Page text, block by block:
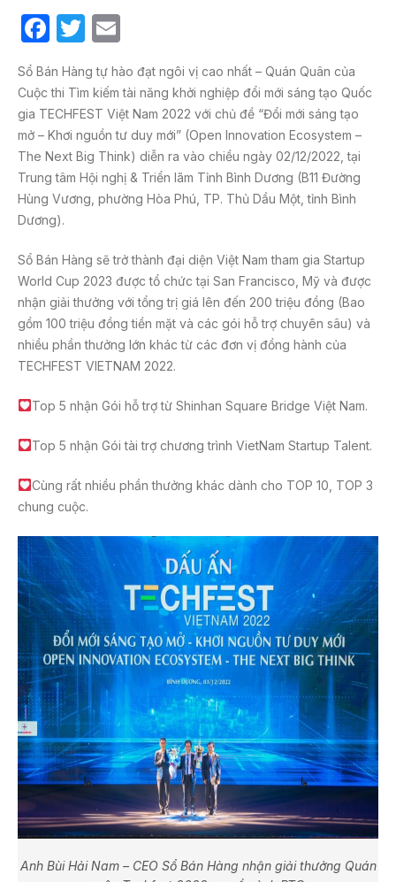
F
c
e
b
o
o
k
T
itt
er
ail
️Sổ Bán Hàng tự hào đạt ngôi vị cao nhất – Quán Quân của
Cuộc thi Tìm kiếm tài năng khởi nghiệp đổi mới sáng tạo Quốc
gia TECHFEST Việt Nam 2022 với chủ đề “Đổi mới sáng tạo
mở – Khơi nguồn tư duy mới” (Open Innovation Ecosystem –
The Next Big Think) diễn ra vào chiều ngày 02/12/2022, tại
Trung tâm Hội nghị & Triển lãm Tỉnh Bình Dương (B11 Đường
Hùng Vương, phường Hòa Phú, TP. Thủ Dầu Một, tỉnh Bình
Dương).
Sổ Bán Hàng sẽ trở thành đại diện Việt Nam tham gia Startup
World Cup 2023 được tổ chức tại San Francisco, Mỹ và được
nhận giải thưởng với tổng trị giá lên đến 200 triệu đồng (Bao
gồm 100 triệu đồng tiền mặt và các gói hỗ trợ chuyên sâu) và
nhiều phần thưởng lớn khác từ các đơn vị đồng hành của
TECHFEST VIETNAM 2022.
Top 5 nhận Gói hỗ trợ từ Shinhan Square Bridge Việt Nam.
Top 5 nhận Gói tài trợ chương trình VietNam Startup Talent.
Cùng rất nhiều phần thưởng khác dành cho TOP 10, TOP 3
chung cuộc.
Anh Bùi Hải Nam – CEO Sổ Bán Hàng nhận giải thưởng Quán